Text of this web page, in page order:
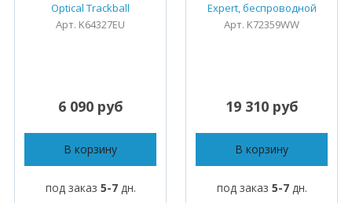
Optical Trackball
Арт. K64327EU
6 090 руб
В корзину
под заказ 5-7дн.
Expert, беспроводной
Арт. K72359WW
19 310 руб
В корзину
под заказ 5-7дн.